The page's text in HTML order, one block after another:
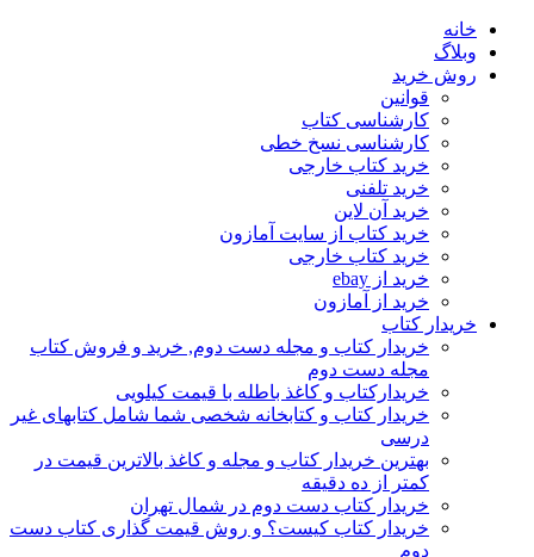
خانه
وبلاگ
روش خرید
قوانین
کارشناسی کتاب
کارشناسی نسخ خطی
خرید کتاب خارجی
خرید تلفنی
خرید آن لاین
خرید کتاب از سایت آمازون
خرید کتاب خارجی
خرید از ebay
خرید از آمازون
خریدار کتاب
خریدار کتاب و مجله دست دوم, خرید و فروش کتاب
مجله دست دوم
خریدارکتاب و کاغذ باطله با قیمت کیلویی
خریدار کتاب و کتابخانه شخصی شما شامل کتابهای غیر
درسی
بهترین خریدار کتاب و مجله و کاغذ بالاترین قیمت در
کمتر از ده دقیقه
خریدار کتاب دست دوم در شمال تهران
خریدار کتاب کیست؟ و روش قیمت گذاری کتاب دست
دوم